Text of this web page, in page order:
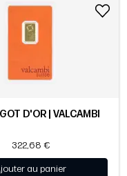
D'OR | VALCAMBI
322,68 €
au panier